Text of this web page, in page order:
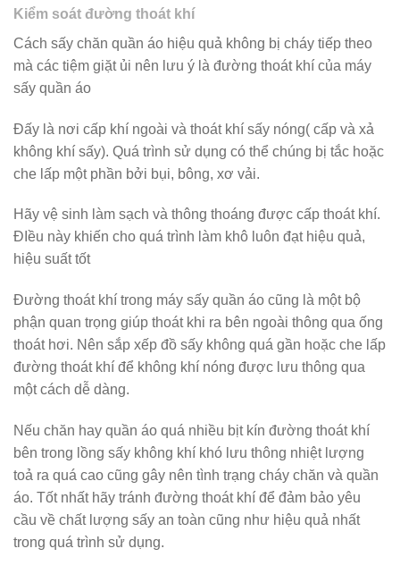
Kiểm soát đường thoát khí
Cách sấy chăn quần áo hiệu quả không bị cháy tiếp theo
mà các tiệm giặt ủi nên lưu ý là đường thoát khí của máy
sấy quần áo
Đấy là nơi cấp khí ngoài và thoát khí sấy nóng( cấp và xả
không khí sấy). Quá trình sử dụng có thể chúng bị tắc hoặc
che lấp một phần bởi bụi, bông, xơ vải.
Hãy vệ sinh làm sạch và thông thoáng được cấp thoát khí.
ĐIều này khiến cho quá trình làm khô luôn đạt hiệu quả,
hiệu suất tốt
Đường thoát khí trong máy sấy quần áo cũng là một bộ
phận quan trọng giúp thoát khi ra bên ngoài thông qua ống
thoát hơi. Nên sắp xếp đồ sấy không quá gần hoặc che lấp
đường thoát khí để không khí nóng được lưu thông qua
một cách dễ dàng.
Nếu chăn hay quần áo quá nhiều bịt kín đường thoát khí
bên trong lồng sấy không khí khó lưu thông nhiệt lượng
toả ra quá cao cũng gây nên tình trạng cháy chăn và quần
áo. Tốt nhất hãy tránh đường thoát khí để đảm bảo yêu
cầu về chất lượng sấy an toàn cũng như hiệu quả nhất
trong quá trình sử dụng.